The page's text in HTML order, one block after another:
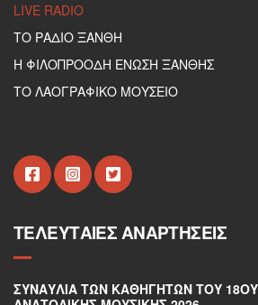
LIVE RADIO
ΤΟ ΡΑΔΙΟ ΞΑΝΘΗ
Η ΦΙΛΟΠΡΟΟΔΗ ΕΝΩΣΗ ΞΑΝΘΗΣ
ΤΟ ΛΑΟΓΡΑΦΙΚΟ ΜΟΥΣΕΙΟ
ΤΕΛΕΥΤΑΊΕΣ ΑΝΑΡΤΉΣΕΙΣ
ΣΥΝΑΥΛΊΑ ΤΩΝ ΚΑΘΗΓΗΤΏΝ ΤΟΥ